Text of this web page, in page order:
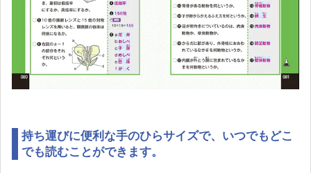
持ち運びに便利な手のひらサイズで、いつでもどこ
でも読むことができます。